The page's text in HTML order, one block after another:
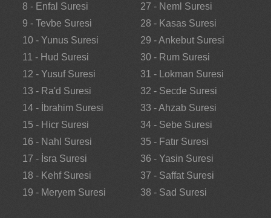
8 - Enfal Suresi
9 - Tevbe Suresi
10 - Yunus Suresi
11 - Hud Suresi
12 - Yusuf Suresi
13 - Ra'd Suresi
14 - İbrahim Suresi
15 - Hicr Suresi
16 - Nahl Suresi
17 - İsra Suresi
18 - Kehf Suresi
19 - Meryem Suresi
27 - Neml Suresi
28 - Kasas Suresi
29 - Ankebut Suresi
30 - Rum Suresi
31 - Lokman Suresi
32 - Secde Suresi
33 - Ahzab Suresi
34 - Sebe Suresi
35 - Fatır Suresi
36 - Yasin Suresi
37 - Saffat Suresi
38 - Sad Suresi